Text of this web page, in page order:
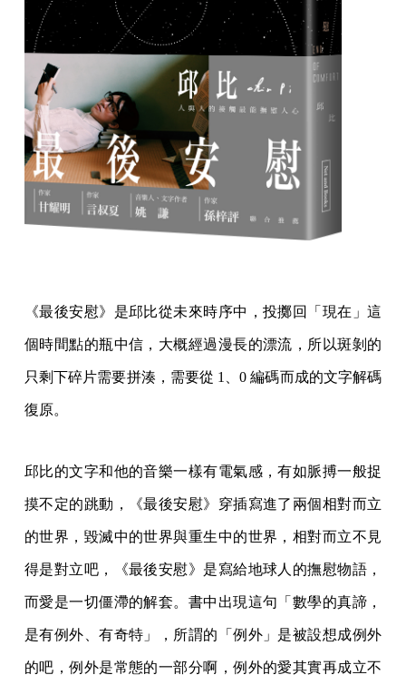
《最後安慰》是邱比從未來時序中，投擲回「現在」這
個時間點的瓶中信，大概經過漫長的漂流，所以斑剝的
只剩下碎片需要拼湊，需要從 1、0 編碼而成的文字解碼
復原。
邱比的文字和他的音樂一樣有電氣感，有如脈搏一般捉
摸不定的跳動，《最後安慰》穿插寫進了兩個相對而立
的世界，毀滅中的世界與重生中的世界，相對而立不見
得是對立吧，《最後安慰》是寫給地球人的撫慰物語，
而愛是一切僵滯的解套。書中出現這句「數學的真諦，
是有例外、有奇特」，所謂的「例外」是被設想成例外
的吧，例外是常態的一部分啊，例外的愛其實再成立不